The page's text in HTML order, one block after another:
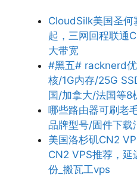
CloudSilk美国圣何
起，三网回程联通
大带宽
#黑五# racknerd
核/1G内存/25G
国/加拿大/法国等8
哪些路由器可刷老
品牌型号/固件下载
美国洛杉矶CN2
CN2 VPS推荐，延
份_搬瓦工vps